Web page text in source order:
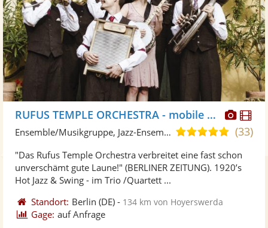
Fotos
RUFUS TEMPLE ORCHESTRA - mobile Band
5,0
5
(33)
Ensemble/Musikgruppe, Jazz-Ensemble
"Das Rufus Temple Orchestra verbreitet eine fast schon
unverschämt gute Laune!" (BERLINER ZEITUNG). 1920’s
Hot Jazz & Swing - im Trio /Quartett ...
Standort: Berlin (DE) - 134 km von Hoyerswerda
Gage: auf Anfrage